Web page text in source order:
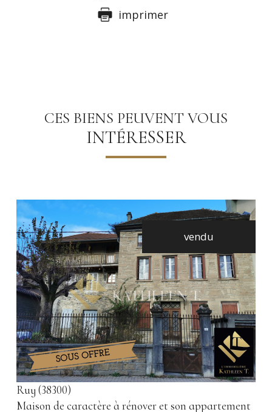
imprimer
CES BIENS PEUVENT VOUS
INTÉRESSER
vendu
voir le bien
Ruy (38300)
Maison de caractère à rénover et son appartement